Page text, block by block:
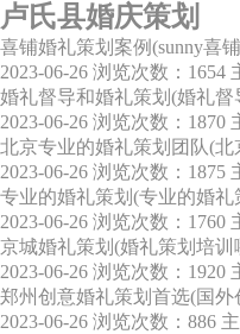
卢氏县婚庆策划
喜铺婚礼策划案例(sunny喜
2023-06-26 浏览次数：1654
婚礼督导和婚礼策划(婚礼
2023-06-26 浏览次数：1870
北京专业的婚礼策划团队(
2023-06-26 浏览次数：1875
专业的婚礼策划(专业的婚
2023-06-26 浏览次数：1760
京城婚礼策划(婚礼策划培训
2023-06-26 浏览次数：1920
郑州创意婚礼策划首选(国外
2023-06-26 浏览次数：886